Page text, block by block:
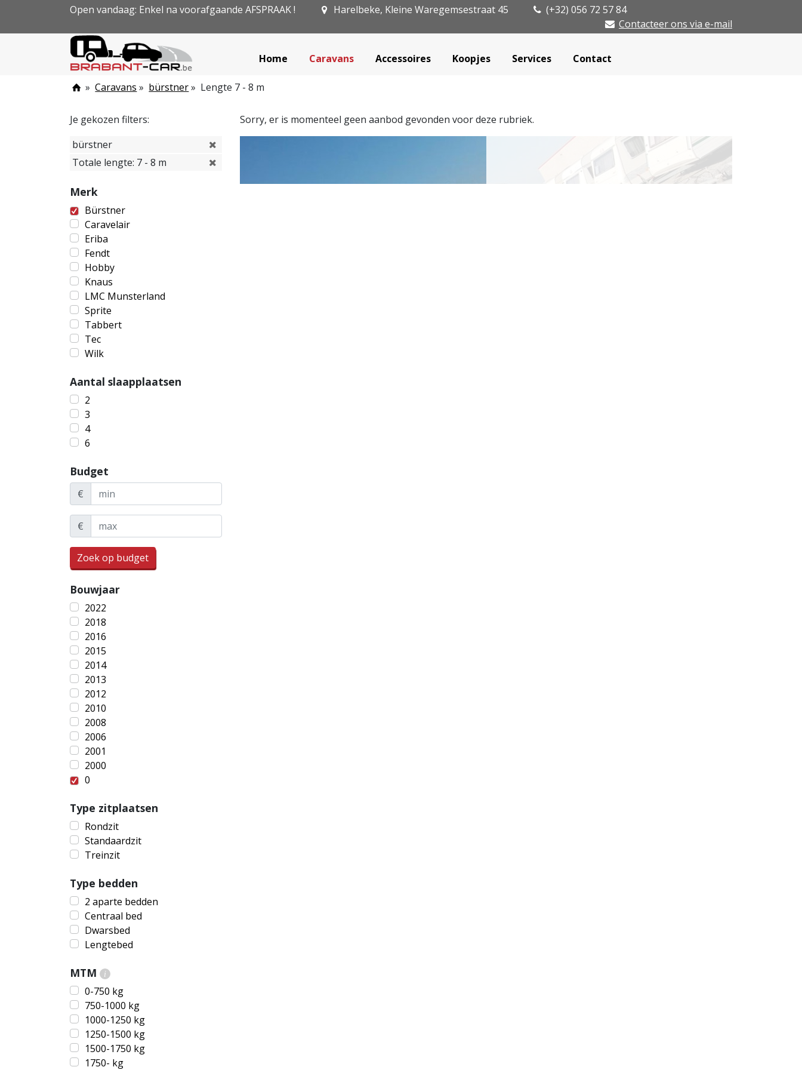
Open vandaag: Enkel na voorafgaande AFSPRAAK ! Harelbeke, Kleine Waregemsestraat 45
(+32) 056 72 57 84
Contacteer ons via e-mail
Home Caravans Accessoires Koopjes Services Contact
»Caravans » bürstner» Lengte 7 - 8 m
Je gekozen filters:
bürstner
Totale lengte: 7 - 8 m
Merk
Bürstner
Caravelair
Eriba
Fendt
Hobby
Knaus
LMC Munsterland
Sprite
Tabbert
Tec
Wilk
Aantal slaapplaatsen
2
3
4
6
Budget
€
€
Zoek op budget
Bouwjaar
2022
2018
2016
2015
2014
2013
2012
2010
2008
2006
2001
2000
0
Type zitplaatsen
Rondzit
Standaardzit
Treinzit
Type bedden
2 aparte bedden
Centraal bed
Dwarsbed
Lengtebed
MTM i
0-750 kg
750-1000 kg
1000-1250 kg
1250-1500 kg
1500-1750 kg
1750- kg
Sorry, er is momenteel geen aanbod gevonden voor deze rubriek.